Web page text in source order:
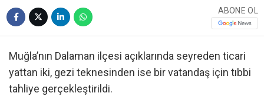
ABONE OL
Muğla’nın Dalaman ilçesi açıklarında seyreden ticari
yattan iki, gezi teknesinden ise bir vatandaş için tıbbi
tahliye gerçekleştirildi.